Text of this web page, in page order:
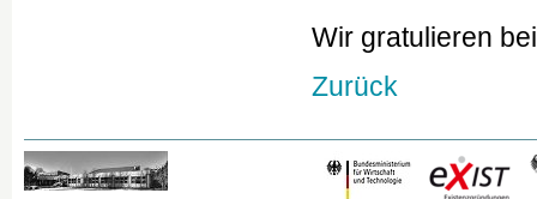
Wir gratulieren
Zurück